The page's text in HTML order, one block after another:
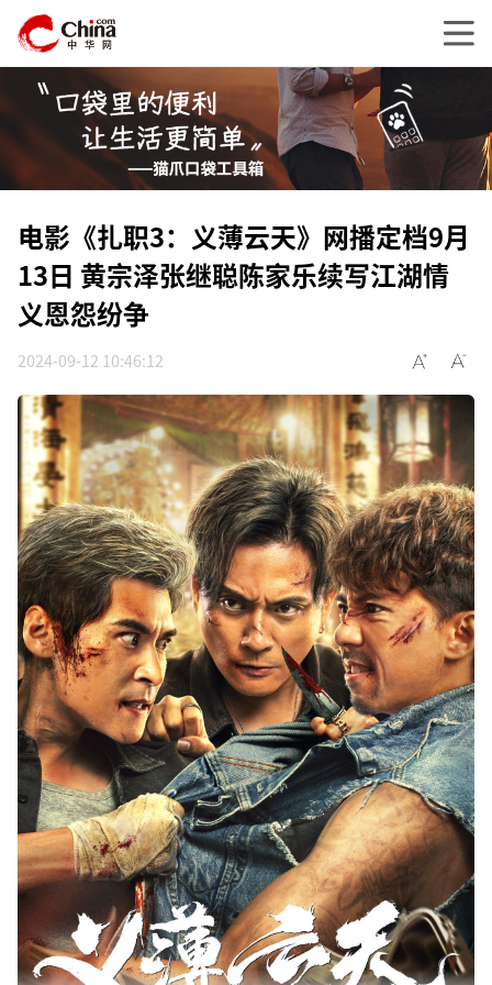
电影《扎职3：义薄云天》网播定档9月
13日 黄宗泽张继聪陈家乐续写江湖情
义恩怨纷争
2024-09-12 10:46:12